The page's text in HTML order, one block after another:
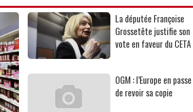
La députée Françoise
Grossetête justifie son
vote en faveur du CETA
OGM : l’Europe en passe
de revoir sa copie